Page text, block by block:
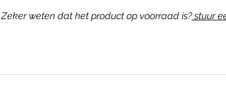
Zeker weten dat het product op voorraad is?stuur